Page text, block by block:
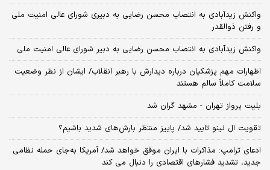
واکنش زیدآبادی به انتصاب محسن رضایی به دبیری شورای عالی امنیت ملی
و رفتن ذوالقدر
واکنش زیدآبادی به انتصاب محسن رضایی به دبیر شورای عالی امنیت ملی
اظهارات مهم پزشکیان درباره دیدارش با رهبر انقلاب/ ایشان از نظر وضعیت
سلامت کاملاً سالم هستند
بلیت پرواز تهران - مشهد گران شد
تقویت ال نینو تایید شد/ پاییز منتظر بارش‌های شدید باشیم؟
ادعای ترامپ: مذاکرات با ایران موفق خواهد شد/ آمریکا به‌جای حمله نظامی
جدید، تشدید فشارهای اقتصادی را دنبال می کند